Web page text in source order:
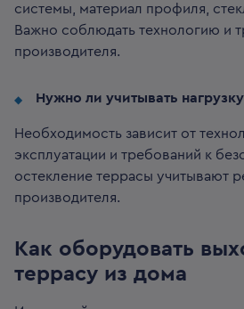
системы, материал профиля,
Важно соблюдать технологию и
производителя.
Нужно ли учитывать
Необходимость зависит от
эксплуатации и требований к
остекление террасы учитывают
производителя.
Как оборудовать
террасу из дома